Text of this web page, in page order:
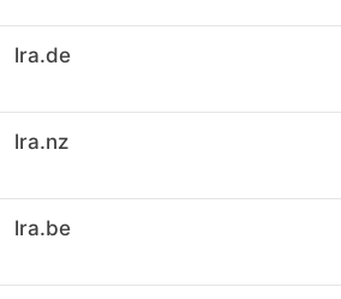
lra.de
lra.nz
lra.be